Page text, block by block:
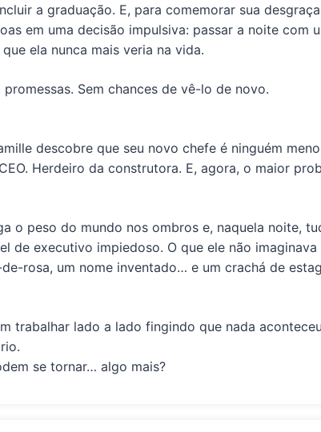
a graduação. E, para comemorar sua
em uma decisão impulsiva: passar a noite com
ela nunca mais veria na vida.
promessas. Sem chances de vê-lo de novo.
descobre que seu novo chefe é ninguém
Herdeiro da construtora. E, agora, o maior
o peso do mundo nos ombros e, naquela noite,
de executivo impiedoso. O que ele não imaginava
rosa, um nome inventado… e um crachá de
trabalhar lado a lado fingindo que nada
se tornar… algo mais?